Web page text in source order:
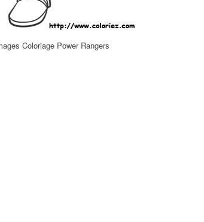
Coloriage Power Rangers